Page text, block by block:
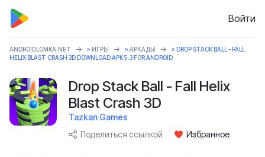
Войти
ANDROIDLOMKA.NET » ИГРЫ » АРКАДЫ
» DROP STACK BALL - FALL
HELIX BLAST CRASH 3D DOWNLOAD APK 5.3 FOR ANDROID
Drop Stack Ball - Fall Helix
Blast Crash 3D
Tazkan Games
Поделиться ссылкой
Избранное